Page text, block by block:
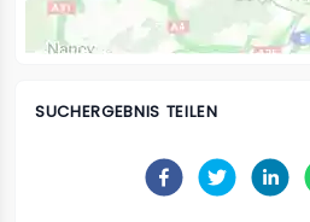
SUCHERGEBNIS TEILEN